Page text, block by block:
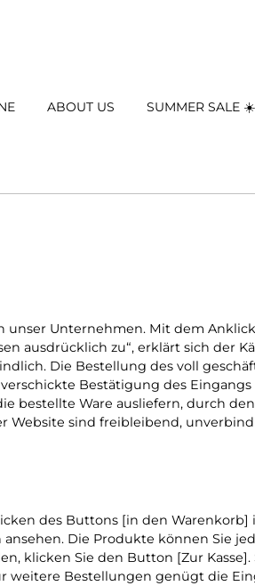
ABOUT US SUMMER SALE ☀️
Unternehmen. Mit dem
ausdrücklich zu“, erklärt sich der
Die Bestellung des voll
Bestätigung des Eingangs
bestellte Ware ausliefern, durch
Website sind freibleibend,
des Buttons [in den
Die Produkte können Sie
klicken Sie den Button [Zur Kasse].
weitere Bestellungen genügt die